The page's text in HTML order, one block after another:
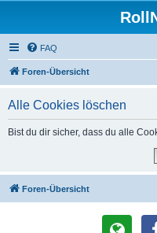
FAQ
Foren-Übersicht
Alle Cookies löschen
Bist du dir sicher, dass du alle
Foren-Übersicht